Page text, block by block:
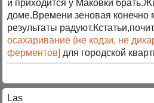
и приходится у Маковки
доме.Времени зеновая конечно
результаты
осахаривание (не кодзи, не
ферментов] для городской
Las